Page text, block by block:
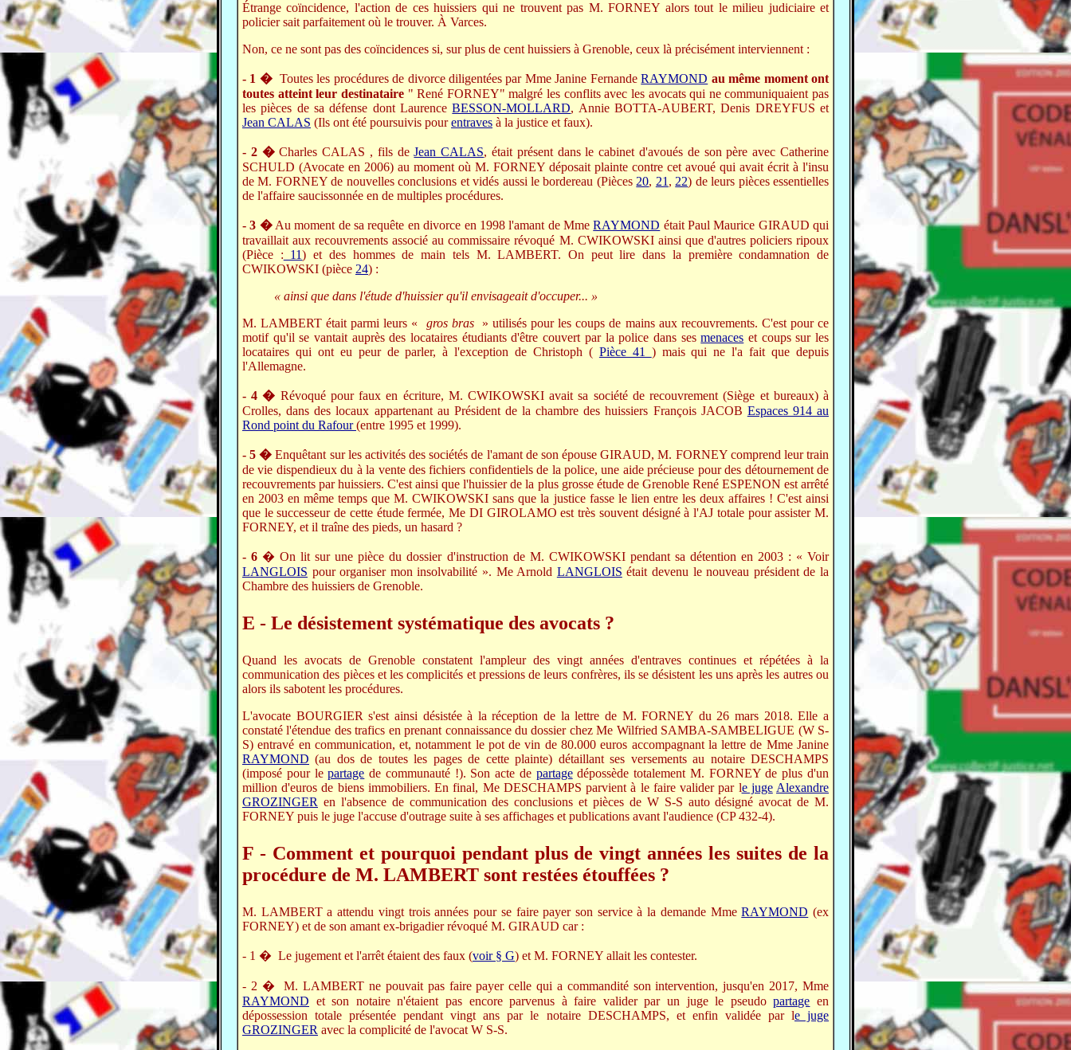
Étrange coïncidence, l'action de ces huissiers qui ne trouvent pas M. FORNEY alors tout le milieu judiciaire et
policier sait parfaitement où le trouver. À Varces.
Non, ce ne sont pas des coïncidences si, sur plus de cent huissiers à Grenoble, ceux là précisément interviennent :
- 1 �Toutes les procédures de divorce diligentées par Mme Janine FernandeRAYMOND au même moment ont
toutes atteint leur destinataire " René FORNEY" malgré les conflits avec les avocats qui ne communiquaient pas
les pièces de sa défense dont LaurenceBESSON-MOLLARD, Annie BOTTA-AUBERT, Denis DREYFUS et
Jean CALAS (Ils ont été poursuivis pourentraves à la justice et faux).
- 2 �Charles CALAS , fils deJean CALAS, était présent dans le cabinet d'avoués de son père avec Catherine
SCHULD (Avocate en 2006) au moment où M. FORNEY déposait plainte contre cet avoué qui avait écrit à l'insu
de M. FORNEY de nouvelles conclusions et vidés aussi le bordereau (Pièces 20, 21 , 22) de leurs pièces essentielles
de l'affaire saucissonnée en de multiples procédures.
- 3 �Au moment de sa requête en divorce en 1998 l'amant de MmeRAYMOND était Paul Maurice GIRAUD qui
travaillait aux recouvrements associé au commissaire révoqué M. CWIKOWSKI ainsi que d'autres policiers ripoux
(Pièce : 11) et des hommes de main tels M. LAMBERT. On peut lire dans la première condamnation de
CWIKOWSKI (pièce 24) :
« ainsi que dans l'étude d'huissier qu'il envisageait d'occuper... »
M. LAMBERT était parmi leurs « gros bras
» utilisés pour les coups de mains aux recouvrements. C'est pour ce
motif qu'il se vantait auprès des locataires étudiants d'être couvert par la police dans sesmenaces et coups sur les
locataires qui ont eu peur de parler, à l'exception de Christoph ( Pièce 41 ) mais qui ne l'a fait que depuis
l'Allemagne.
- 4 � Révoqué pour faux en écriture, M. CWIKOWSKI avait sa société de recouvrement (Siège et bureaux) à
Crolles, dans des locaux appartenant au Président de la chambre des huissiers François JACOB Espaces 914 au
Rond point du Rafour(entre 1995 et 1999).
- 5 �Enquêtant sur les activités des sociétés de l'amant de son épouse GIRAUD, M. FORNEY comprend leur train
de vie dispendieux du à la vente des fichiers confidentiels de la police, une aide précieuse pour des détournement de
recouvrements par huissiers. C'est ainsi que l'huissier de la plus grosse étude de Grenoble René ESPENON est arrêté
en 2003 en même temps que M. CWIKOWSKI sans que la justice fasse le lien entre les deux affaires ! C'est ainsi
que le successeur de cette étude fermée, Me DI GIROLAMO est très souvent désigné à l'AJ totale pour assister M.
FORNEY, et il traîne des pieds, un hasard ?
-6 � On lit sur une pièce du dossier d'instruction de M. CWIKOWSKI pendant sa détention en 2003 : « Voir
LANGLOIS pour organiser mon insolvabilité ». Me Arnold LANGLOIS était devenu le nouveau président de la
Chambre des huissiers de Grenoble.
E - Le désistement systématique des avocats ?
Quand les avocats de Grenoble constatent l'ampleur des vingt années d'entraves continues et répétées à la
communication des pièces et les complicités et pressions de leurs confrères, ils se désistent les uns après les autres ou
alors ils sabotent les procédures.
L'avocate BOURGIER s'est ainsi désistée à la réception de la lettre de M. FORNEY du 26 mars 2018. Elle a
constaté l'étendue des trafics en prenant connaissance du dossier chez Me Wilfried SAMBA-SAMBELIGUE (W S-
S) entravé en communication, et, notamment le pot de vin de 80.000 euros accompagnant la lettre de Mme Janine
RAYMOND (au dos de toutes les pages de cette plainte) détaillant ses versements au notaire DESCHAMPS
(imposé pour lepartage de communauté !). Son acte de partagedépossède totalement M. FORNEY de plus d'un
million d'euros de biens immobiliers. En final, Me DESCHAMPS parvient à le faire valider par le juge Alexandre
GROZINGER en l'absence de communication des conclusions et pièces de W S-S auto désigné avocat de M.
FORNEY puis le juge l'accuse d'outrage suite à ses affichages et publications avant l'audience (CP 432-4).
F - Comment et pourquoi pendant plus de vingt années les suites de la
procédure de M. LAMBERT sont restées étouffées ?
M. LAMBERT a attendu vingt trois années pour se faire payer son service à la demande MmeRAYMOND (ex
FORNEY) et de son amant ex-brigadier révoqué M. GIRAUD car :
- 1 � Le jugement et l'arrêt étaient des faux (voir § G) et M. FORNEY allait les contester.
- 2 � M. LAMBERT ne pouvait pas faire payer celle qui a commandité son intervention, jusqu'en 2017, Mme
RAYMOND et son notaire n'étaient pas encore parvenus à faire valider par un juge le pseudopartage en
dépossession totale présentée pendant vingt ans par le notaire DESCHAMPS, et enfin validée par le juge
GROZINGER avec la complicité de l'avocat W S-S.